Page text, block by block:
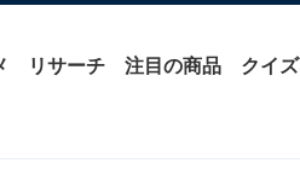
リサーチ 注目の商品 クイズ